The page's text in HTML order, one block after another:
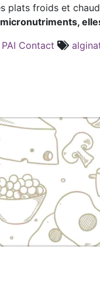
plats froids et
PAI Contact